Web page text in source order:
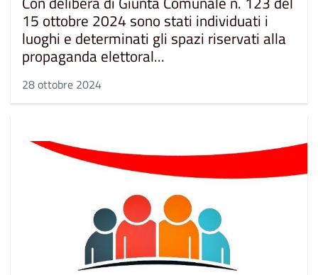
15 ottobre 2024 sono stati individuati i
luoghi e determinati gli spazi riservati alla
propaganda elettoral...
28 ottobre 2024